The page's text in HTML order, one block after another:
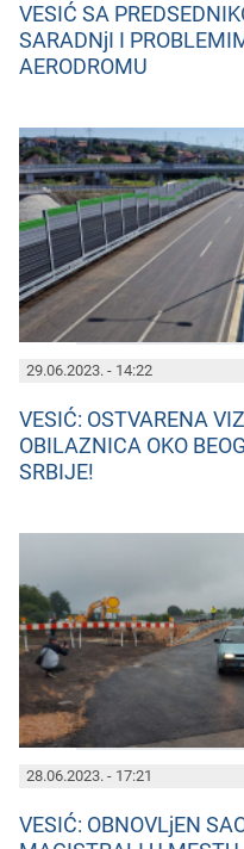
VESIĆ SA
SARADNjI I
AERODROMU
29.06.2023. - 14:22
VESIĆ: OSTVARENA
OBILAZNICA OKO
SRBIJE!
28.06.2023. - 17:21
VESIĆ: OBNOVLjEN